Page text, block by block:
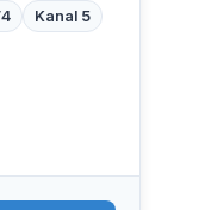
Kanal 5